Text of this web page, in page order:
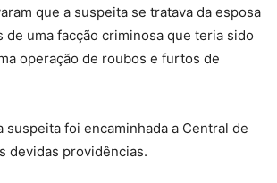
que a suspeita se tratava da esposa
de uma facção criminosa que teria sido
operação de roubos e furtos de
suspeita foi encaminhada a Central de
devidas providências.